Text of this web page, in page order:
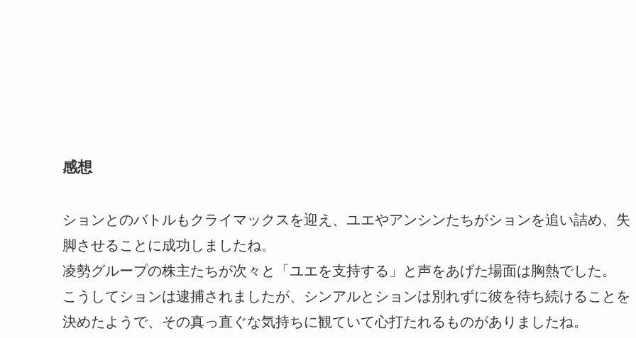
感想
ションとのバトルもクライマックスを迎え、ユエやアンシンたちがションを追い詰め、失
脚させることに成功しましたね。
凌勢グループの株主たちが次々と「ユエを支持する」と声をあげた場面は胸熱でした。
こうしてションは逮捕されましたが、シンアルとションは別れずに彼を待ち続けることを
決めたようで、その真っ直ぐな気持ちに観ていて心打たれるものがありましたね。